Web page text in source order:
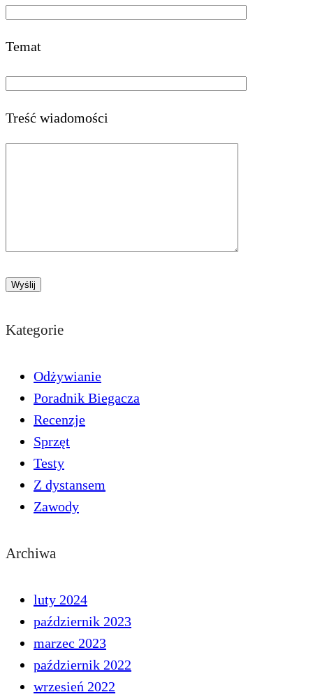
Temat
Treść wiadomości
Kategorie
Odżywianie
Poradnik Biegacza
Recenzje
Sprzęt
Testy
Z dystansem
Zawody
Archiwa
luty 2024
październik 2023
marzec 2023
październik 2022
wrzesień 2022